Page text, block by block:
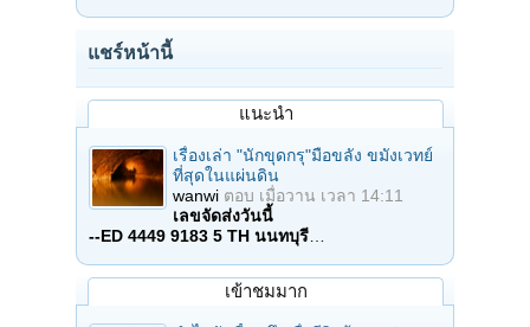
แชร์หน้านี้
แนะนำ
เรื่องเล่า "นักขุดกรุ"มือขลัง ขมังเวทย์
ที่สุดในแผ่นดิน
wanwi ตอบ เมื่อวาน เวลา 14:11
เลขจัดส่งวันนี้
--ED 4449 9183 5 TH นนทบุรี…
เข้าชมมาก